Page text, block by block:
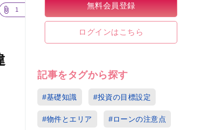
1 無料会員登録
ログインはこちら
記事をタグから探す
#基礎知識 #投資の目標設定
#物件とエリア #ローンの注意点